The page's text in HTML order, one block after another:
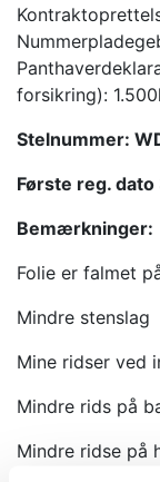
forsikring):
Stelnummer:
Første reg.
Bemærkninger:
Folie er falmet
Mindre stenslag
Mine ridser ved
Mindre rids på
Mindre ridse på